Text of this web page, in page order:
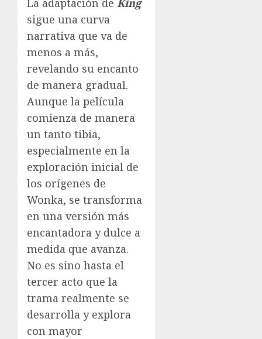
sigue una curva
narrativa que va de
menos a más,
revelando su encanto
de manera gradual.
Aunque la película
comienza de manera
un tanto tibia,
especialmente en la
exploración inicial de
los orígenes de
Wonka, se transforma
en una versión más
encantadora y dulce a
medida que avanza.
No es sino hasta el
tercer acto que la
trama realmente se
desarrolla y explora
con mayor